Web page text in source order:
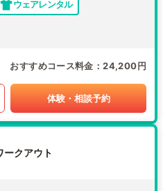
ウェアレンタル
おすすめコース料金 24,200円
体験・相談予約
クアウト